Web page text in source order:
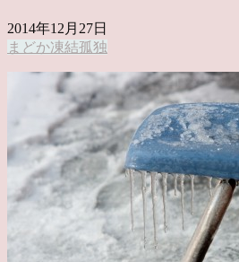
2014年12月27日
まどか凍結孤独